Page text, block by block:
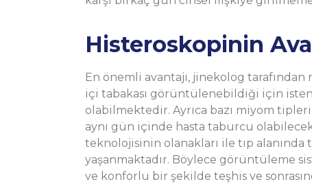
Histeroskopinin
En önemli avantajı, jinekolog tarafından
içi tabakası görüntülenebildiği için
olabilmektedir. Ayrıca bazı miyom
aynı gün içinde hasta taburcu
teknolojisinin olanakları ile tıp
yaşanmaktadır. Böylece görüntüleme
ve konforlu bir şekilde teşhis ve